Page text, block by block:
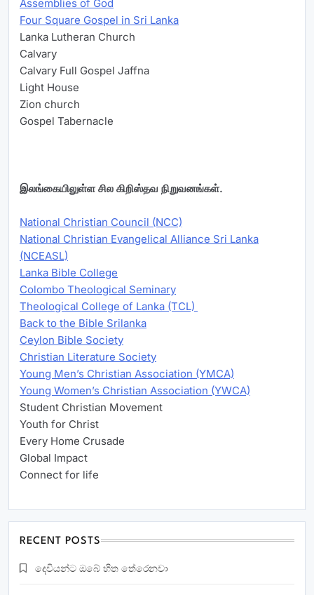
Assemblies of God
Four Square Gospel in Sri Lanka
Lanka Lutheran Church
Calvary
Calvary Full Gospel Jaffna
Light House
Zion church
Gospel Tabernacle
இலங்கையிலுள்ள சில கிறிஸ்தவ நிறுவனங்கள்.
National Christian Council (NCC)
National Christian Evangelical Alliance Sri Lanka
(NCEASL)
Lanka Bible College
Colombo Theological Seminary
Theological College of Lanka (TCL)
Back to the Bible Srilanka
Ceylon Bible Society
Christian Literature Society
Young Men’s Christian Association (YMCA)
Young Women’s Christian Association (YWCA)
Student Christian Movement
Youth for Christ
Every Home Crusade
Global Impact
Connect for life
RECENT POSTS
දෙවියන්ට ඔබේ හිත තේරෙනවා